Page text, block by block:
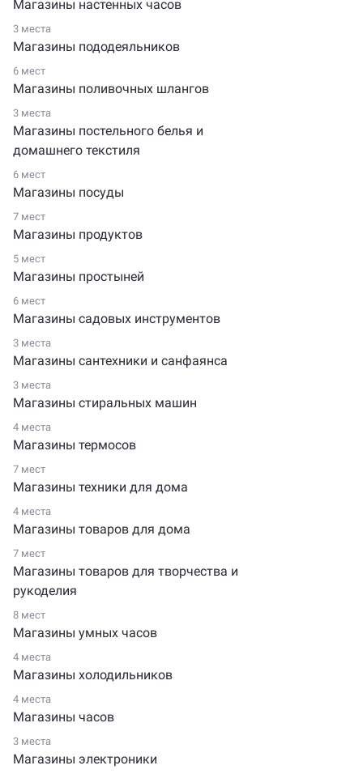
Магазины настенных часов
3 места
Магазины пододеяльников
6 мест
Магазины поливочных шлангов
3 места
Магазины постельного белья и
домашнего текстиля
6 мест
Магазины посуды
7 мест
Магазины продуктов
5 мест
Магазины простыней
6 мест
Магазины садовых инструментов
3 места
Магазины сантехники и санфаянса
3 места
Магазины стиральных машин
4 места
Магазины термосов
7 мест
Магазины техники для дома
4 места
Магазины товаров для дома
7 мест
Магазины товаров для творчества и
рукоделия
8 мест
Магазины умных часов
4 места
Магазины холодильников
4 места
Магазины часов
3 места
Магазины электроники